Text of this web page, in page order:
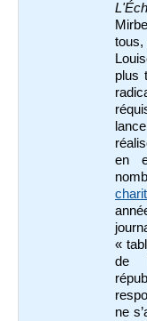
tous,
plus
en
«
de
ne